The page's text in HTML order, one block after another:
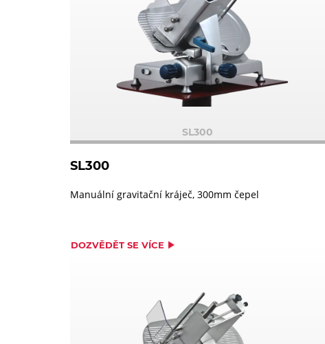
SL300
SL300
Manuální gravitační kráječ, 300mm čepel
DOZVĚDĚT SE VÍCE